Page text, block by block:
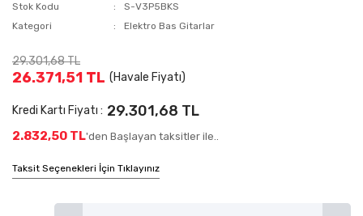
Stok Kodu
S-V3P5BKS
Kategori
Elektro Bas Gitarlar
29.301,68 TL
26.371,51 TL (Havale Fiyatı)
Kredi Kartı Fiyatı : 29.301,68 TL
2.832,50 TL'den Başlayan taksitler ile..
Taksit Seçenekleri İçin Tıklayınız